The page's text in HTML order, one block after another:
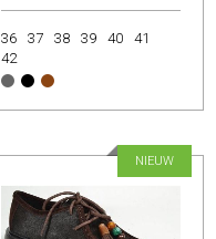
36 37 38 39 40
41
42
NIEUW